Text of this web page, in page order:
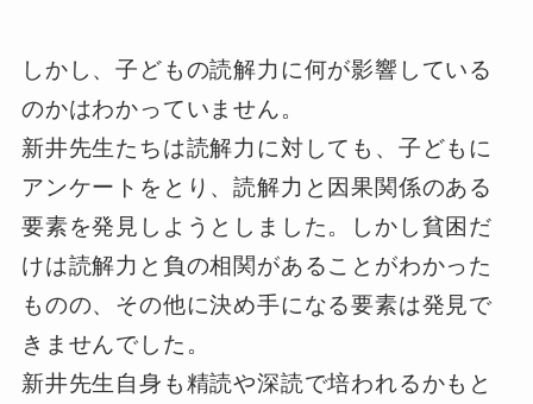
しかし、子どもの読解力に何が影響している
のかはわかっていません。
新井先生たちは読解力に対しても、子どもに
アンケートをとり、読解力と因果関係のある
要素を発見しようとしました。しかし貧困だ
けは読解力と負の相関があることがわかった
ものの、その他に決め手になる要素は発見で
きませんでした。
新井先生自身も精読や深読で培われるかもと